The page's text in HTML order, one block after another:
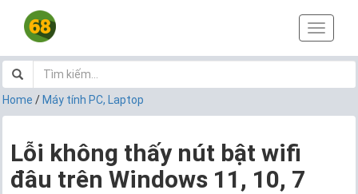
T
o
g
Home / Máy tính PC, Laptop
Lỗi không thấy nút bật wifi
đâu trên Windows 11, 10, 7